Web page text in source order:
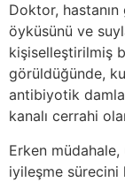
Doktor,
öyküsünü ve
kişiselleştirilmiş
görüldüğünde,
antibiyotik
kanalı cerrahi
Erken
iyileşme sürecini